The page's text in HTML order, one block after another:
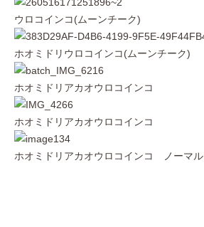
ウロコインコ(ムーンチーク)
ホオミドリウロコインコ(ムーンチーク)
ホオミドリアカオウロコインコ
ホオミドリアカオウロコインコ
ホオミドリアカオウロコインコ ノーマル